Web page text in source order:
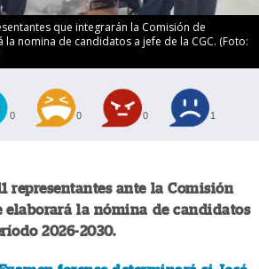
que integrarán la Comisión de
nomina de candidatos a jefe de la CGC. (Foto:
0 0 0 1
representantes ante la Comisión
elaborará la nómina de candidatos
2026-2030.